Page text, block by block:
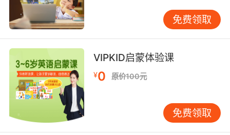
做这件事”的仪式感。 例如晚饭后十分钟英语时
间：听一段音频、跟读三句、玩一次词卡配对。
时间不长，但每天都做。家长不必全程盯着，更
像陪跑：开始时一起做两分钟热身，结束时给一
个明确的收尾动作，比如贴一颗小贴纸、在打卡
表上画个笑脸。孩子会把英语从“压力事件”变成
“日常生活的一部分”。 让孩子在家里有“说英语的
理由”：从角色扮演到真实交流 很多孩子学了很久
仍不愿开口，原因是缺少使用场景。最容易启动
口语兴趣的方法，是角色扮演，因为它像游戏，
免费领取
VIPKID启蒙体验课
¥0 原价100元
免费领取